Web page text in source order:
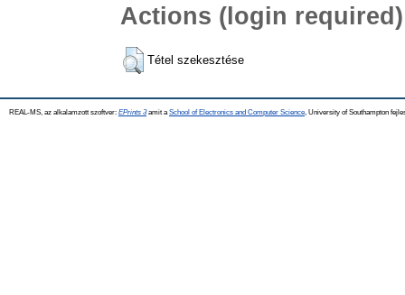
Actions (login required)
Tétel szekesztése
REAL-MS, az alkalamzott szoftver: EPrints 3amit a School of Electronics and Computer Science , University of Southampton